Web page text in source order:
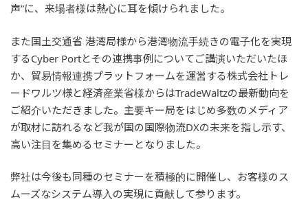
声”に、来場者様は熱心に耳を傾けられました。
また国土交通省 港湾局様から港湾物流手続きの電子化を実現
するCyber Portとその連携事例についてご講演いただいたほ
か、貿易情報連携プラットフォームを運営する株式会社トレ
ードワルツ様と経済産業省様からはTradeWaltzの最新動向を
ご紹介いただきました。主要キー局をはじめ多数のメディア
が取材に訪れるなど我が国の国際物流DXの未来を指し示す、
高い注目を集めるセミナーとなりました。
弊社は今後も同種のセミナーを積極的に開催し、お客様のス
ムーズなシステム導入の実現に貢献して参ります。